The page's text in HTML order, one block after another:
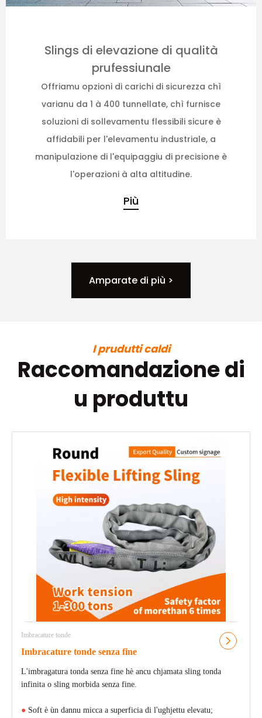
Slings di elevazione di qualità
prufessiunale
Offriamu opzioni di carichi di sicurezza chì
varianu da 1 à 400 tunnellate, chì furnisce
soluzioni di sollevamentu flessibili sicure è
affidabili per l'elevamentu industriale, a
manipulazione di l'equipaggiu di precisione è
l'operazioni à alta altitudine.
Più
Amparate di più >
I prudutti caldi
Raccomandazione di
u produttu
Imbracature tonde
Imbracature tonde senza fine
L'imbragatura tonda senza fine hè ancu chjamata sling tonda
infinita o sling morbida senza fine.
● Soft è ùn dannu micca a superficia di l'ughjettu elevatu;